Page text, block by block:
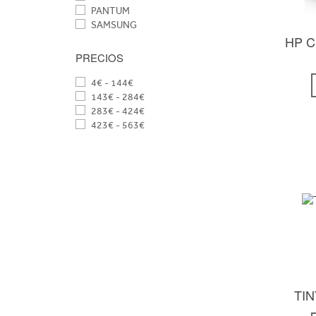
PANTUM
SAMSUNG
PRECIOS
4€ - 144€
143€ - 284€
283€ - 424€
423€ - 563€
HP